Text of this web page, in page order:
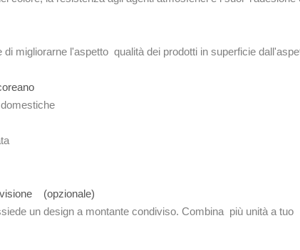
migliorarne l'aspetto qualità dei prodotti in superficie
(opzionale)
un design a montante condiviso. Combina più unità a tuo